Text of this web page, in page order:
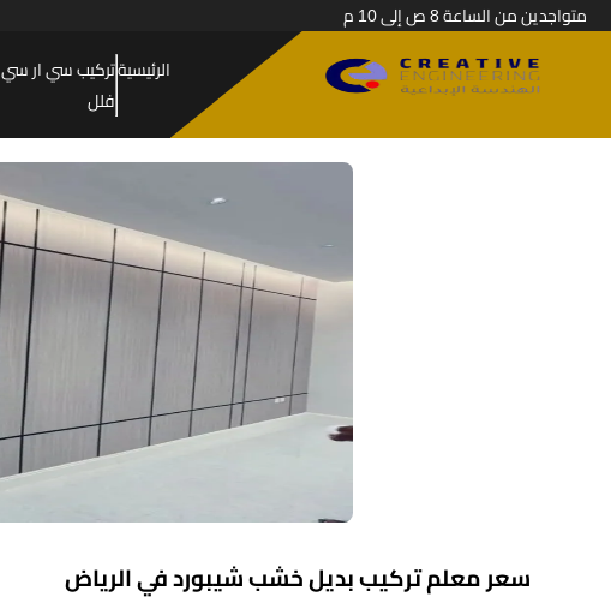
متواجدين من الساعة 8 ص إلى 10 م
الرئيسيةتركيب سي ار سي
فلل
سعر معلم تركيب بديل خشب شيبورد في الرياض